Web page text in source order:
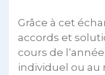
Grâce à cet
accords et
cours de
individuel ou au